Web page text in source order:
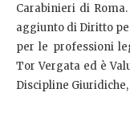
Carabinieri di
aggiunto di Diritto
per le professioni
Tor Vergata ed è
Discipline